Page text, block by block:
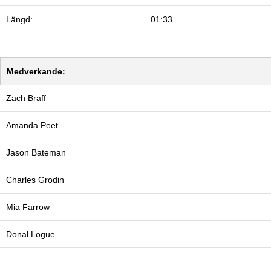
Längd: 01:33
Medverkande:
Zach Braff
Amanda Peet
Jason Bateman
Charles Grodin
Mia Farrow
Donal Logue